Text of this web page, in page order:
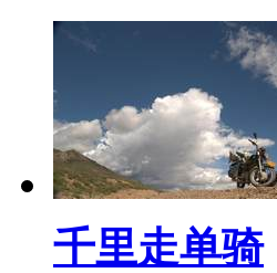
千里走单骑